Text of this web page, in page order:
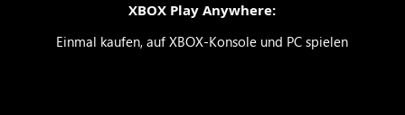
XBOX Play Anywhere:
Einmal kaufen, auf XBOX-Konsole und PC spielen